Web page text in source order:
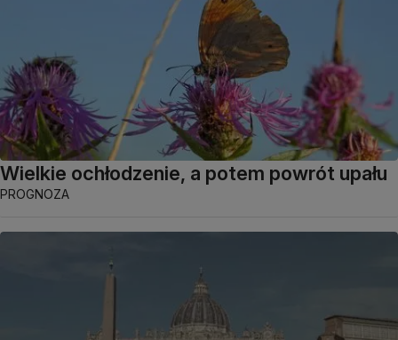
Wielkie ochłodzenie, a potem powrót upału
PROGNOZA